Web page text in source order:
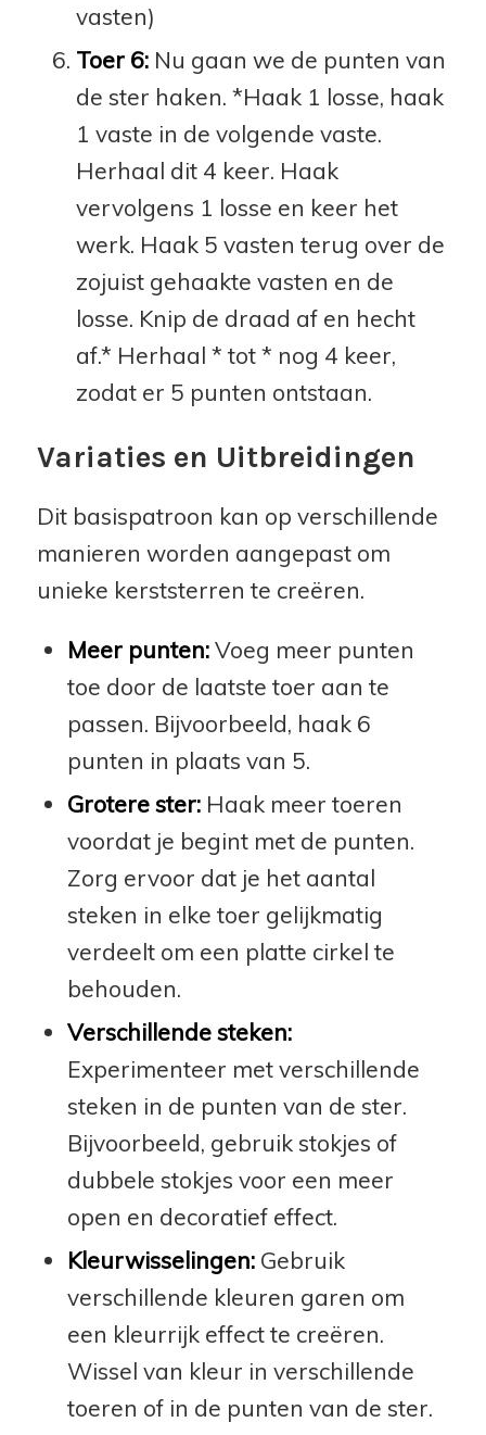
vasten)
Toer 6:Nu gaan we de punten van
de ster haken. *Haak 1 losse, haak
1 vaste in de volgende vaste.
Herhaal dit 4 keer. Haak
vervolgens 1 losse en keer het
werk. Haak 5 vasten terug over de
zojuist gehaakte vasten en de
losse. Knip de draad af en hecht
af.* Herhaal * tot * nog 4 keer,
zodat er 5 punten ontstaan.
Variaties en Uitbreidingen
Dit basispatroon kan op verschillende
manieren worden aangepast om
unieke kerststerren te creëren.
Meer punten:Voeg meer punten
toe door de laatste toer aan te
passen. Bijvoorbeeld, haak 6
punten in plaats van 5.
Grotere ster:Haak meer toeren
voordat je begint met de punten.
Zorg ervoor dat je het aantal
steken in elke toer gelijkmatig
verdeelt om een platte cirkel te
behouden.
Verschillende steken:
Experimenteer met verschillende
steken in de punten van de ster.
Bijvoorbeeld, gebruik stokjes of
dubbele stokjes voor een meer
open en decoratief effect.
Kleurwisselingen:Gebruik
verschillende kleuren garen om
een kleurrijk effect te creëren.
Wissel van kleur in verschillende
toeren of in de punten van de ster.